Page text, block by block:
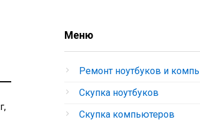
Меню
Ремонт ноутбуков и
Скупка ноутбуков
Скупка компьютеров